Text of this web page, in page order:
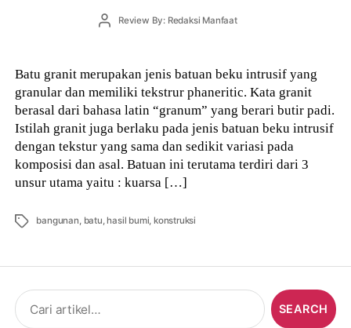
PostReview By: Redaksi Manfaat
Batu granit merupakan jenis batuan beku intrusif yang
granular dan memiliki tekstrur phaneritic. Kata granit
berasal dari bahasa latin “granum” yang berari butir padi.
Istilah granit juga berlaku pada jenis batuan beku intrusif
dengan tekstur yang sama dan sedikit variasi pada
komposisi dan asal. Batuan ini terutama terdiri dari 3
unsur utama yaitu : kuarsa […]
Tags bangunan, batu, hasil bumi, konstruksi
Search
for: